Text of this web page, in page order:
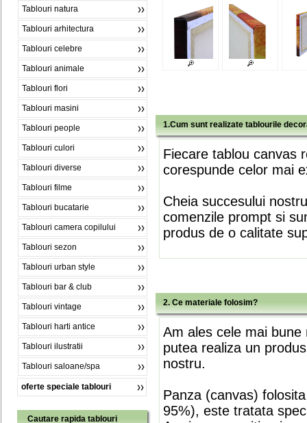
Tablouri natura
Tablouri arhitectura
Tablouri celebre
Tablouri animale
Tablouri flori
Tablouri masini
Tablouri people
Tablouri culori
Tablouri diverse
Tablouri filme
Tablouri bucatarie
Tablouri camera copilului
Tablouri sezon
Tablouri urban style
Tablouri bar & club
Tablouri vintage
Tablouri harti antice
Tablouri ilustratii
Tablouri saloane/spa
oferte speciale tablouri
Cautare rapida tablouri
1.Cum sunt realizate tablourile
Fiecare tablou canvas
corespunde celor mai
Cheia succesului
comenzile prompt si
produs de o calitate
2. Ce materiale folosim?
Am ales cele mai
putea realiza un
nostru.
Panza (canvas)
95%), este tratata